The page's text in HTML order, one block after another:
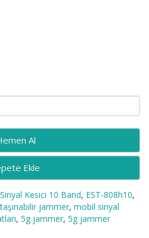
Ekle
Kesici 10 Band, EST-808h10,
taşınabilir jammer, mobil sinyal
, 5g jammer, 5g jammer